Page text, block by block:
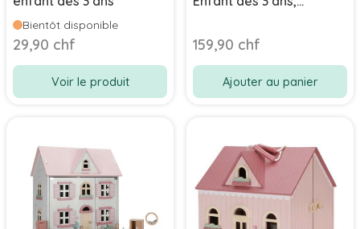
Bientôt disponible
29,90 chf
Voir le produit
Livraison Gratuite
159,90 chf
Ajouter au panier